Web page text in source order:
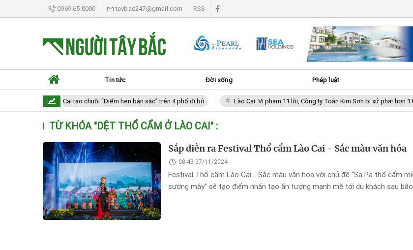
0969.65.0000 taybac247@gmail.com RSS
Lào Cai tạo chuỗi “Điểm hẹn bản sắc” trên 4 phố đi bộ Lào Cai: Vi phạm 11 lỗi, Công ty Toàn Kim Sơn bị xử phạt hơn 1 tỷ
Tin tức Đời sống Pháp luật
TỪ KHÓA "DỆT THỔ CẨM Ở LÀO CAI" :
Sắp diễn ra Festival Thổ cẩm Lào Cai - Sắc màu văn hóa
08:43 07/11/2024
Festival Thổ cẩm Lào Cai - Sắc màu văn hóa với chủ đề “Sa Pa thổ cẩm
sương mây” sẽ tạo điểm nhấn tạo ấn tượng mạnh mẽ tới du khách sau bão